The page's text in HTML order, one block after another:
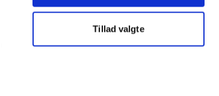
Tillad valgte